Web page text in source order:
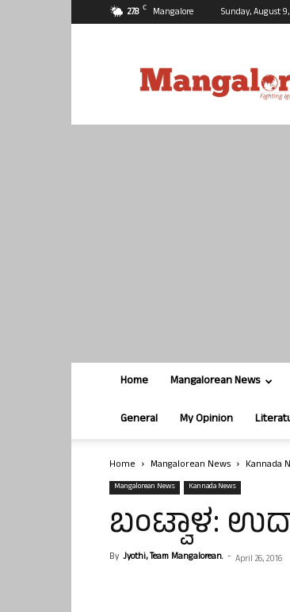
27.8 C Mangalore Sunday, August 9,
Home Mangalorean News
General My Opinion
Home Mangalorean News Kannada
Mangalorean News Kannada News
ಬಂಟ್ವಾಳ:
By Jyothi, Team Mangalorean. - April 26, 2016